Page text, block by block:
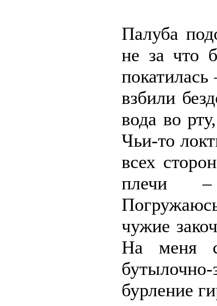
Палуба
не за что
взбили
вода во
Чьи-то
всех
плечи –
чужие
На меня
бурление